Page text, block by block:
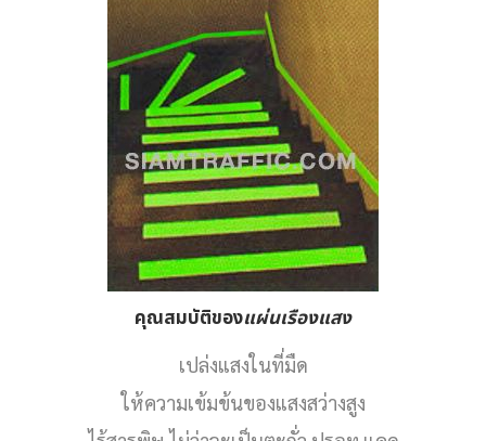
คุณสมบัติของแผ่นเรืองแสง
เปล่งแสงในที่มืด
ให้ความเข้มข้นของแสงสว่างสูง